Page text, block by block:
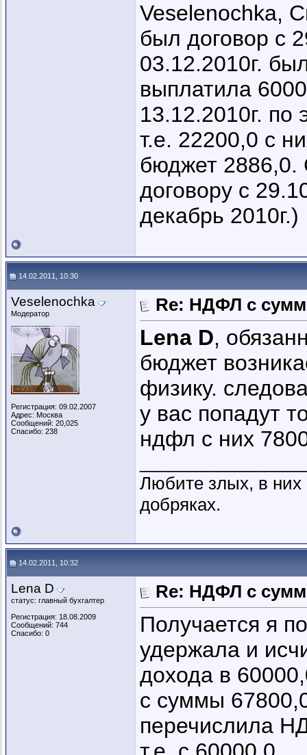
Veselenochka,
был договор с
03.12.2010г.
выплатила
13.12.2010г. по
т.е. 22200,0 с
бюджет 2886,0.
договору с
декабрь 2010г.)
14.02.2011, 10:30
Veselenochka
Модератор
Регистрация: 09.02.2007
Адрес: Москва
Сообщений: 20,025
Спасибо: 238
Re: НДФЛ с
Lena D,
бюджет
физику.
у вас попадут
ндфл с них
Любите злых, в
добряках.
14.02.2011, 10:32
Lena D
статус: главный бухгалтер
Регистрация: 18.08.2009
Сообщений: 744
Спасибо: 0
Re: НДФЛ с
Получается я
удержала и
дохода в
с суммы
перечислила